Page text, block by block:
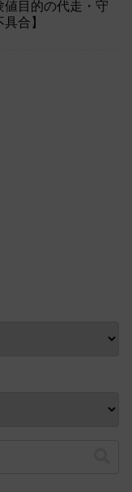
値目的の代走・守
合】